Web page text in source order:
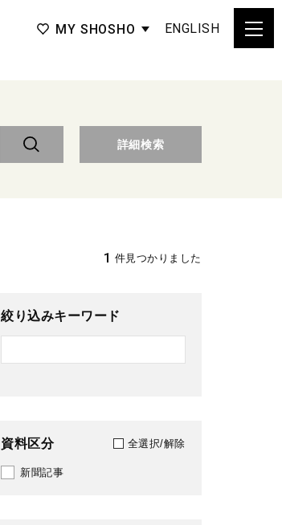
MY SHOSHO ENGLISH
詳細検索
1 件見つかりました
絞り込みキーワード
資料区分 全選択/解除
新聞記事